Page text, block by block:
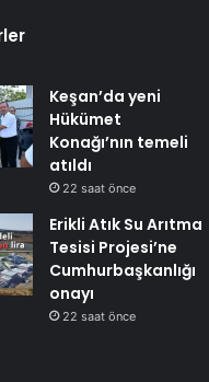
Keşan’da yeni
Hükümet
Konağı’nın temeli
atıldı
22 saat önce
Erikli Atık Su Arıtma
Tesisi Projesi’ne
Cumhurbaşkanlığı
onayı
22 saat önce